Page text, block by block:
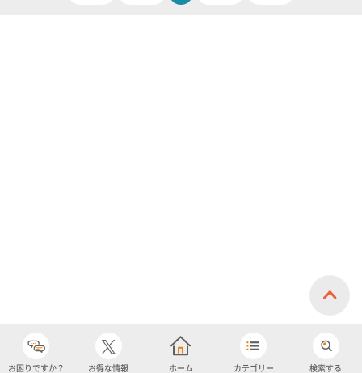
お困りですか？ お得な情報 ホーム カテゴリー 検索する